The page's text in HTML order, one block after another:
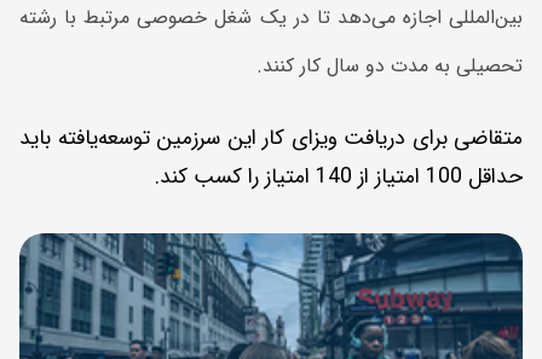
بین‌المللی اجازه می‌دهد تا در یک شغل خصوصی مرتبط با رشته
تحصیلی به مدت دو سال کار کنند.
متقاضی برای دریافت ویزای کار این سرزمین توسعه‌یافته باید
حداقل 100 امتیاز از 140 امتیاز را کسب کند.